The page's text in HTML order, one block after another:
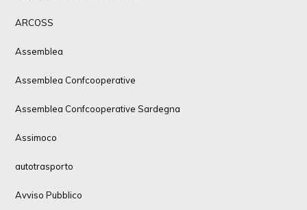
ARCOSS
Assemblea
Assemblea Confcooperative
Assemblea Confcooperative Sardegna
Assimoco
autotrasporto
Avviso Pubblico